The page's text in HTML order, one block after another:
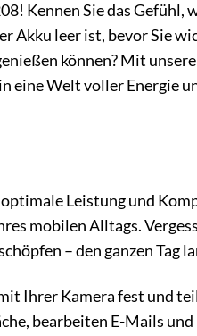
Kennen Sie das Gefühl,
Akku leer ist, bevor Sie
können? Mit
eine Welt voller Energie
Leistung und
mobilen Alltags.
– den ganzen Tag
Ihrer Kamera fest und
bearbeiten E-Mails